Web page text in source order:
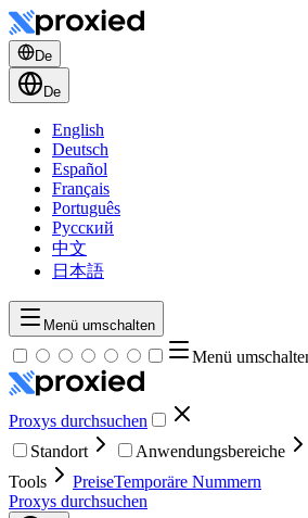
De
De
English
Deutsch
Español
Français
Português
Русский
中文
日本語
Menü umschalten
Menü
Proxys durchsuchen
Standort
Anwendungsbereiche
Tools
PreiseTemporäre Nummern
Proxys durchsuchen